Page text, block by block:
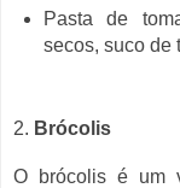
Pasta de
secos, suco de
2. Brócolis
O brócolis é um